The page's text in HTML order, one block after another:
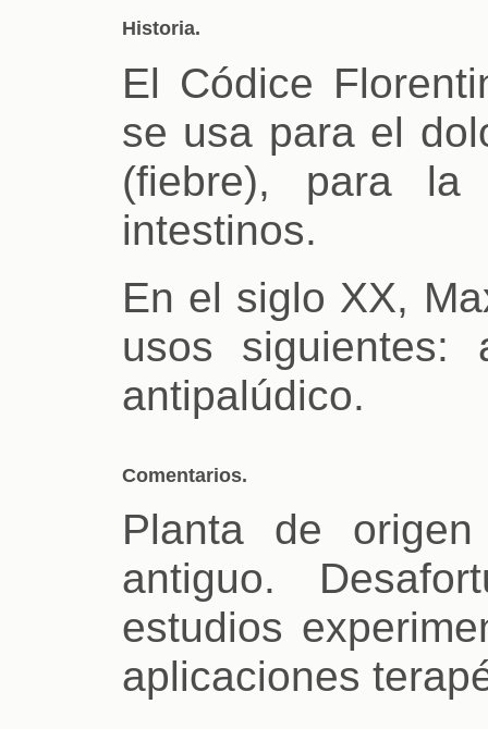
Historia.
El Códice
se usa para el
(fiebre), para
intestinos.
En el siglo XX,
usos siguientes:
antipalúdico.
Comentarios.
Planta de
antiguo.
estudios
aplicaciones